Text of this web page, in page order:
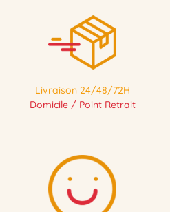
Livraison 24/48/72H
Domicile / Point Retrait